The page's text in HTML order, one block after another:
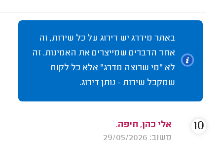
באתר מידרג יש דירוג על כל שירות, זה
אחד הדברים שמייצרים את האמינות. זה
לא "מי שרוצה מדרג" אלא כל לקוח
שמקבל שירות - נותן דירוג.
אלי כהן, חיפה.
משוב: 29/05/2026
10